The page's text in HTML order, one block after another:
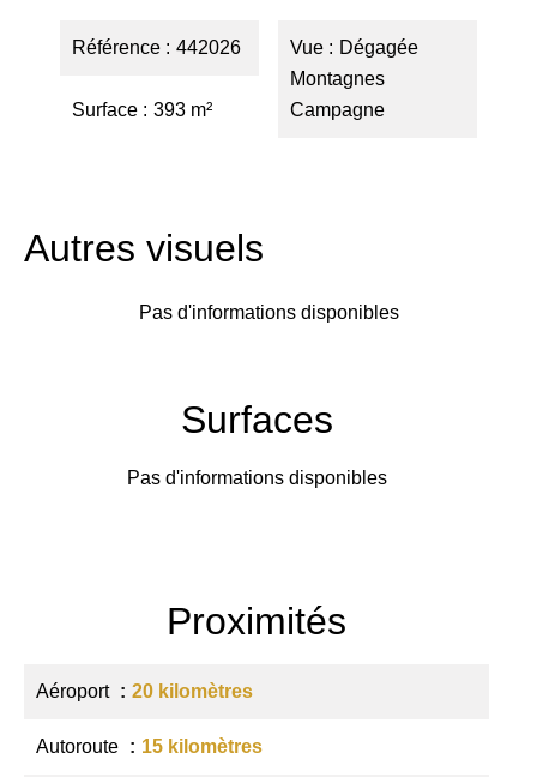
Référence 442026
Surface 393 m²
Vue
Dégagée
Montagnes
Campagne
Autres visuels
Pas d'informations disponibles
Surfaces
Pas d'informations disponibles
Proximités
Aéroport 20 kilomètres
Autoroute 15 kilomètres